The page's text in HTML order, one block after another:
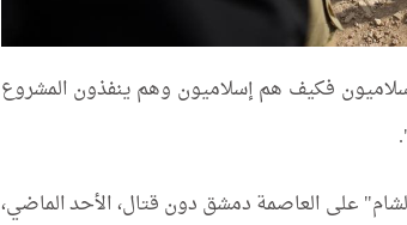
فكيف هم إسلاميون وهم ينفذون المشروع
على العاصمة دمشق دون قتال، الأحد الماضي،